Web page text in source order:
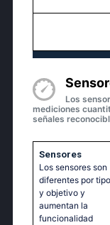
Los
mediciones
señales
Sensores
Los sensores son
diferentes por tipo
y objetivo y
aumentan la
funcionalidad